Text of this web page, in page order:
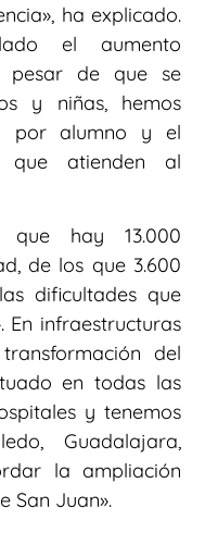
ha explicado.
el aumento
pesar de que se
y niñas, hemos
por alumno y el
que atienden al
que hay 13.000
de los que 3.600
dificultades que
En infraestructuras
del
en todas las
y tenemos
Guadalajara,
la ampliación
San Juan».